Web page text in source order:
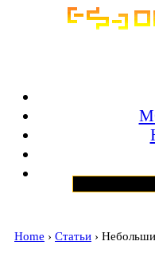
Home › Статьи ›